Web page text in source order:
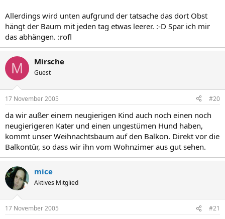
Allerdings wird unten aufgrund der tatsache das dort Obst
hängt der Baum mit jeden tag etwas leerer. :-D Spar ich mir
das abhängen. :rofl
M Mirsche
Guest
17 November 2005 #20
da wir außer einem neugierigen Kind auch noch einen noch
neugierigeren Kater und einen ungestümen Hund haben,
kommt unser Weihnachtsbaum auf den Balkon. Direkt vor die
Balkontür, so dass wir ihn vom Wohnzimer aus gut sehen.
mice
Aktives Mitglied
17 November 2005 #21